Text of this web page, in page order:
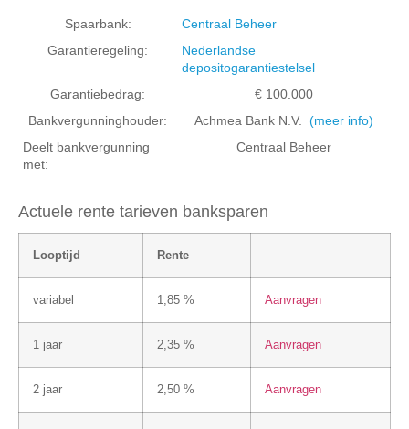
Spaarbank:
Centraal Beheer
Garantieregeling:
Nederlandse
depositogarantiestelsel
Garantiebedrag:
€ 100.000
Bankvergunninghouder:
Achmea Bank N.V. (meer info)
Deelt bankvergunning
met:
Centraal Beheer
Actuele rente tarieven banksparen
Looptijd Rente
variabel 1,85 % Aanvragen
1 jaar 2,35 % Aanvragen
2 jaar 2,50 % Aanvragen